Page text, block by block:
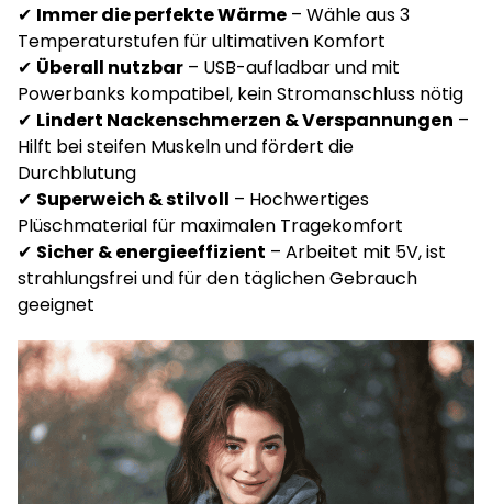
✔ Immer die perfekte Wärme – Wähle aus 3
Temperaturstufen für ultimativen Komfort
✔ Überall nutzbar – USB-aufladbar und mit
Powerbanks kompatibel, kein Stromanschluss nötig
✔ Lindert Nackenschmerzen & Verspannungen –
Hilft bei steifen Muskeln und fördert die
Durchblutung
✔ Superweich & stilvoll – Hochwertiges
Plüschmaterial für maximalen Tragekomfort
✔ Sicher & energieeffizient – Arbeitet mit 5V, ist
strahlungsfrei und für den täglichen Gebrauch
geeignet